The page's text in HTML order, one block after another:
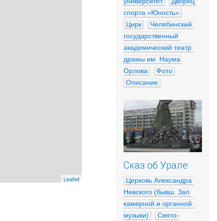
Leaflet
спорта «Юность»
Цирк
Челябинский
государственный
академический театр
драмы им. Наума
Орлова
Фото
Описание
Сказ об Урале
Церковь Александра
Невского (бывш. Зал
камерной и органной
музыки)
Свято-